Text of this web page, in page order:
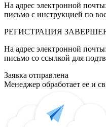
На адрес электронной почты:
письмо с инструкцией по
РЕГИСТРАЦИЯ
На адрес электронной почты:
письмо со ссылкой для
Заявка отправлена
Менеджер обработает ее и